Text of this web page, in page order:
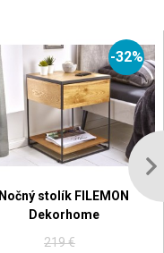
-32%
Nočný stolík FILEMON
Dekorhome
219 €